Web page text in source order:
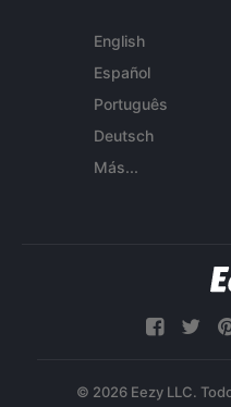
English
Español
Português
Deutsch
Más...
© 2026 Eezy LLC.